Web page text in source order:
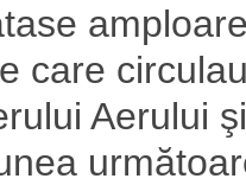
care
Aerului